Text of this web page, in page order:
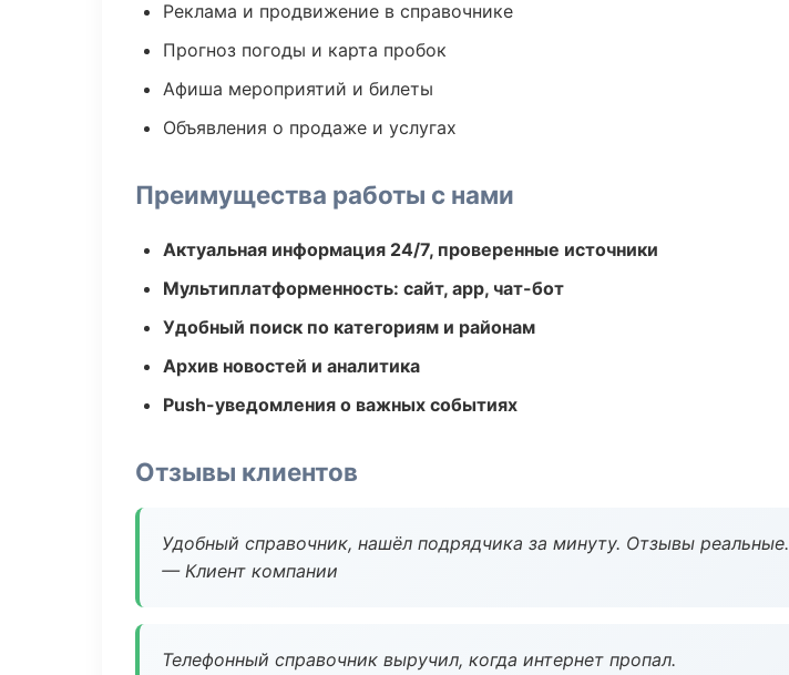
Реклама и продвижение в справочнике
Прогноз погоды и карта пробок
Афиша мероприятий и билеты
Объявления о продаже и услугах
Преимущества работы с нами
Актуальная информация 24/7, проверенные источники
Мультиплатформенность: сайт, app, чат-бот
Удобный поиск по категориям и районам
Архив новостей и аналитика
Push-уведомления о важных событиях
Отзывы клиентов
Удобный справочник, нашёл подрядчика за минуту. Отзывы реальные.
— Клиент компании
Телефонный справочник выручил, когда интернет пропал.